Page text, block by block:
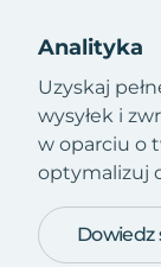
Analityka
Uzyskaj
wysyłek i
w oparciu o
optymalizuj
Dowiedz